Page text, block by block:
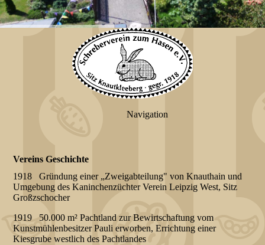
Navigation
Vereins Geschichte
1918 Gründung einer „Zweigabteilung" von Knauthain und
Umgebung des Kaninchenzüchter Verein Leipzig West, Sitz
Großzschocher
1919 50.000 m² Pachtland zur Bewirtschaftung vom
Kunstmühlenbesitzer Pauli erworben, Errichtung einer
Kiesgrube westlich des Pachtlandes